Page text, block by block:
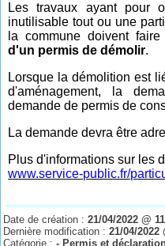
Les travaux ayant pour
inutilisable tout ou une
la commune doivent faire
d'un permis de démolir.
Lorsque la démolition est
d'aménagement, la
demande de permis de
La demande devra être
Plus d'informations sur les
www.service-public.fr/
Date de création :21/04/2022 @
Dernière modification :21/04/2022
Catégorie :- Permis et